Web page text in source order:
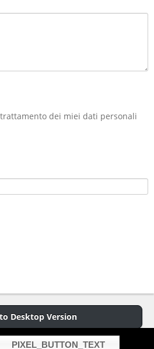
dei miei dati personali
Desktop Version
- Cookies Policy- Hosted and
PIXEL_BUTTON_TEXT